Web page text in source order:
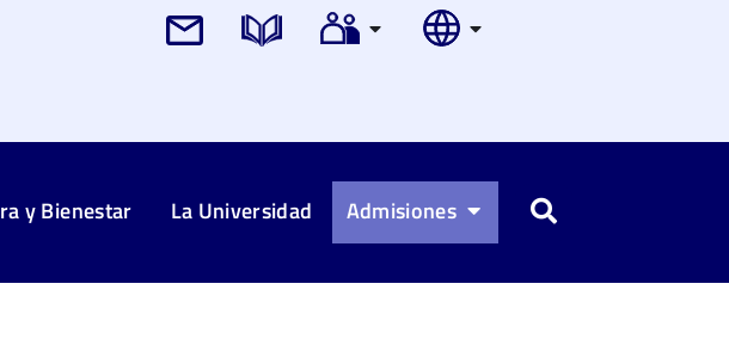
y Bienestar La Universidad Admisiones Buscar